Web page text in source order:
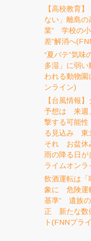
【高校教育
ない」離島の
業” 学校の小
差”解消へ
“夏バテ”気
多湿」に弱
われる動物
ンライン)
【台風情報
予想は 来週
撃する可能
る見込み 東
それ お盆休
雨の降る日
ライムオンラ
飲酒運転は「
象に 危険運
基準” 遺族の
正 新たな数
ト(FNNプラ